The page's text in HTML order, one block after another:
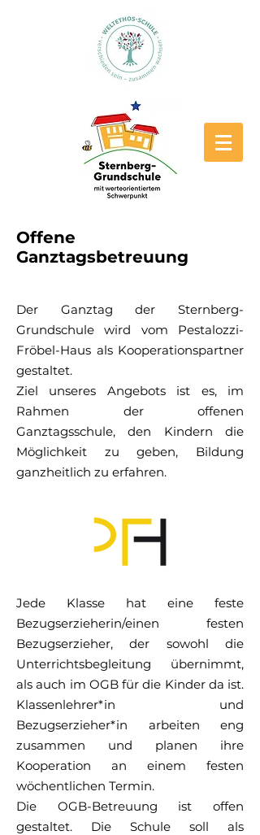
Offene
Ganztagsbetreuung
Der Ganztag der Sternberg-
Grundschule wird vom Pestalozzi-
Fröbel-Haus als Kooperationspartner
gestaltet.
Ziel unseres Angebots ist es, im
Rahmen der offenen
Ganztagsschule, den Kindern die
Möglichkeit zu geben, Bildung
ganzheitlich zu erfahren.
Jede Klasse hat eine feste
Bezugserzieherin/einen festen
Bezugserzieher, der sowohl die
Unterrichtsbegleitung übernimmt,
als auch im OGB für die Kinder da ist.
Klassenlehrer*in und
Bezugserzieher*in arbeiten eng
zusammen und planen ihre
Kooperation an einem festen
wöchentlichen Termin.
Die OGB-Betreuung ist offen
gestaltet. Die Schule soll als